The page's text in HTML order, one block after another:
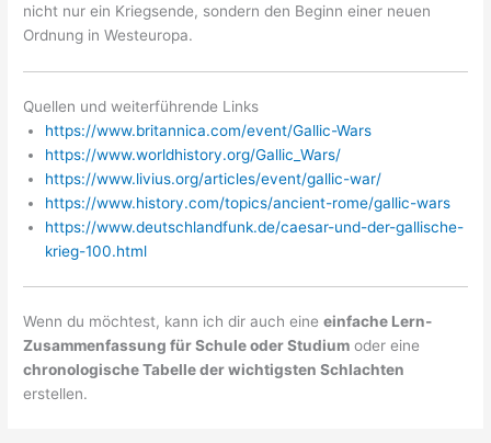
nicht nur ein Kriegsende, sondern den Beginn einer neuen
Ordnung in Westeuropa.
Quellen und weiterführende Links
https://www.britannica.com/event/Gallic-Wars
https://www.worldhistory.org/Gallic_Wars/
https://www.livius.org/articles/event/gallic-war/
https://www.history.com/topics/ancient-rome/gallic-wars
https://www.deutschlandfunk.de/caesar-und-der-gallische-
krieg-100.html
Wenn du möchtest, kann ich dir auch eineeinfache Lern-
Zusammenfassung für Schule oder Studium oder eine
chronologische Tabelle der wichtigsten Schlachten
erstellen.